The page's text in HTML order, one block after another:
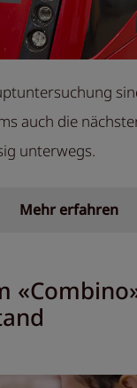
auch die
unterwegs.
Mehr erfahren